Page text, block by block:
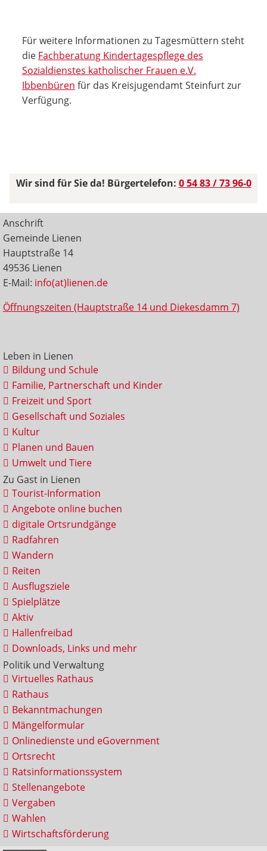
Für weitere Informationen zu Tagesmüttern steht
die Fachberatung Kindertagespflege des
Sozialdienstes katholischer Frauen e.V.
Ibbenbüren für das Kreisjugendamt Steinfurt zur
Verfügung.
Wir sind für Sie da! Bürgertelefon: 0 54 83 / 73 96-0
Anschrift
Gemeinde Lienen
Hauptstraße 14
49536 Lienen
E-Mail: info(at)lienen.de
Öffnungszeiten (Hauptstraße 14 und Diekesdamm 7)
Leben in Lienen
Bildung und Schule
Familie, Partnerschaft und Kinder
Freizeit und Sport
Gesellschaft und Soziales
Kultur
Planen und Bauen
Umwelt und Tiere
Zu Gast in Lienen
Tourist-Information
Angebote online buchen
digitale Ortsrundgänge
Radfahren
Wandern
Reiten
Ausflugsziele
Spielplätze
Aktiv
Hallenfreibad
Downloads, Links und mehr
Politik und Verwaltung
Virtuelles Rathaus
Rathaus
Bekanntmachungen
Mängelformular
Onlinedienste und eGovernment
Ortsrecht
Ratsinformationssystem
Stellenangebote
Vergaben
Wahlen
Wirtschaftsförderung